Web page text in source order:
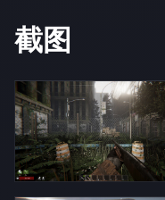
截图